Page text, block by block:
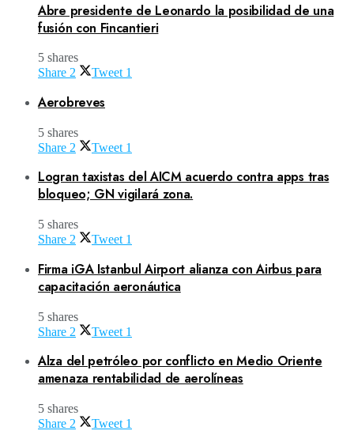
Abre presidente de Leonardo la posibilidad de una
fusión con Fincantieri
5 shares
Share 2 Tweet 1
Aerobreves
5 shares
Share 2 Tweet 1
Logran taxistas del AICM acuerdo contra apps tras
bloqueo; GN vigilará zona.
5 shares
Share 2 Tweet 1
Firma iGA Istanbul Airport alianza con Airbus para
capacitación aeronáutica
5 shares
Share 2 Tweet 1
Alza del petróleo por conflicto en Medio Oriente
amenaza rentabilidad de aerolíneas
5 shares
Share 2 Tweet 1